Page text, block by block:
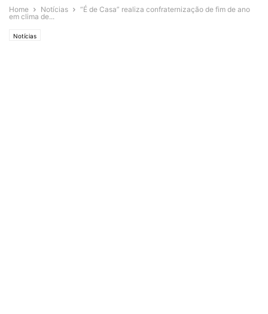
Home Notícias
“É de Casa” realiza confraternização de fim de ano
em clima de...
Notícias